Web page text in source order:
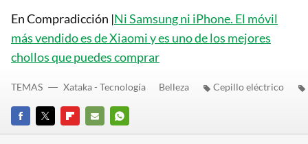
En Compradicción |Ni Samsung ni iPhone. El móvil
más vendido es de Xiaomi y es uno de los mejores
chollos que puedes comprar
FACEBOOK
TWITTERFLIPBOARD
E-
WHATSAPP
TEMAS Xataka - Tecnología Belleza Cepillo eléctrico